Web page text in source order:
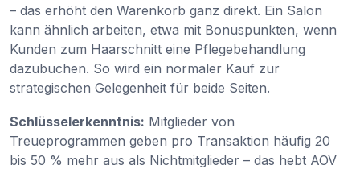
– das erhöht den Warenkorb ganz direkt. Ein Salon
kann ähnlich arbeiten, etwa mit Bonuspunkten, wenn
Kunden zum Haarschnitt eine Pflegebehandlung
dazubuchen. So wird ein normaler Kauf zur
strategischen Gelegenheit für beide Seiten.
Schlüsselerkenntnis: Mitglieder von
Treueprogrammen geben pro Transaktion häufig 20
bis 50 % mehr aus als Nichtmitglieder – das hebt AOV